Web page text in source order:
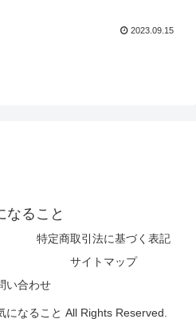
2023.09.15
なること
特定商取引法に基づく表記
サイトマップ
い合わせ
なること All Rights Reserved.